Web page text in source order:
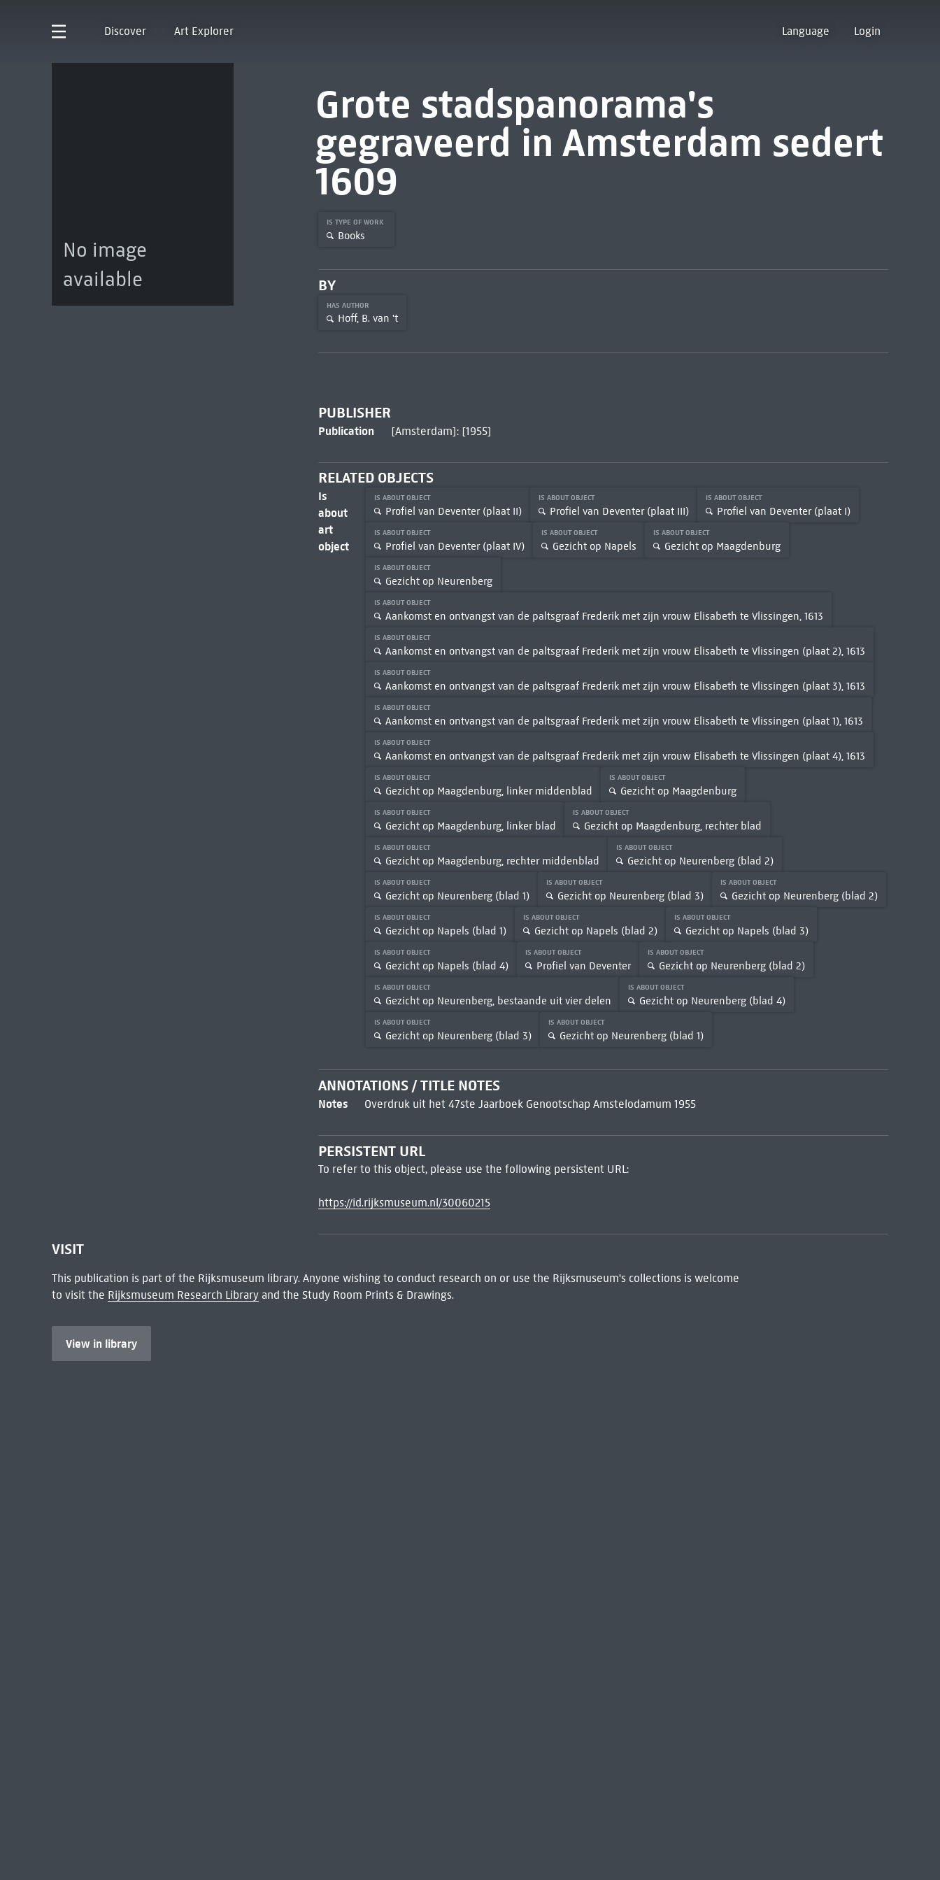
Discover Art Explorer Language Login
No image
available
Grote stadspanorama's
gegraveerd in Amsterdam sedert
1609
IS TYPE OF WORK
Books
BY
HAS AUTHOR
Hoff, B. van 't
PUBLISHER
Publication [Amsterdam]: [1955]
RELATED OBJECTS
Is
about
art
object
IS ABOUT OBJECT
Profiel van Deventer (plaat II)
IS ABOUT OBJECT
Profiel van Deventer (plaat III)
IS ABOUT OBJECT
Profiel van Deventer (plaat I)
IS ABOUT OBJECT
Profiel van Deventer (plaat IV)
IS ABOUT OBJECT
Gezicht op Napels
IS ABOUT OBJECT
Gezicht op Maagdenburg
IS ABOUT OBJECT
Gezicht op Neurenberg
IS ABOUT OBJECT
Aankomst en ontvangst van de paltsgraaf Frederik met zijn vrouw Elisabeth te Vlissingen, 1613
IS ABOUT OBJECT
Aankomst en ontvangst van de paltsgraaf Frederik met zijn vrouw Elisabeth te Vlissingen (plaat 2), 1613
IS ABOUT OBJECT
Aankomst en ontvangst van de paltsgraaf Frederik met zijn vrouw Elisabeth te Vlissingen (plaat 3), 1613
IS ABOUT OBJECT
Aankomst en ontvangst van de paltsgraaf Frederik met zijn vrouw Elisabeth te Vlissingen (plaat 1), 1613
IS ABOUT OBJECT
Aankomst en ontvangst van de paltsgraaf Frederik met zijn vrouw Elisabeth te Vlissingen (plaat 4), 1613
IS ABOUT OBJECT
Gezicht op Maagdenburg, linker middenblad
IS ABOUT OBJECT
Gezicht op Maagdenburg
IS ABOUT OBJECT
Gezicht op Maagdenburg, linker blad
IS ABOUT OBJECT
Gezicht op Maagdenburg, rechter blad
IS ABOUT OBJECT
Gezicht op Maagdenburg, rechter middenblad
IS ABOUT OBJECT
Gezicht op Neurenberg (blad 2)
IS ABOUT OBJECT
Gezicht op Neurenberg (blad 1)
IS ABOUT OBJECT
Gezicht op Neurenberg (blad 3)
IS ABOUT OBJECT
Gezicht op Neurenberg (blad 2)
IS ABOUT OBJECT
Gezicht op Napels (blad 1)
IS ABOUT OBJECT
Gezicht op Napels (blad 2)
IS ABOUT OBJECT
Gezicht op Napels (blad 3)
IS ABOUT OBJECT
Gezicht op Napels (blad 4)
IS ABOUT OBJECT
Profiel van Deventer
IS ABOUT OBJECT
Gezicht op Neurenberg (blad 2)
IS ABOUT OBJECT
Gezicht op Neurenberg, bestaande uit vier delen
IS ABOUT OBJECT
Gezicht op Neurenberg (blad 4)
IS ABOUT OBJECT
Gezicht op Neurenberg (blad 3)
IS ABOUT OBJECT
Gezicht op Neurenberg (blad 1)
ANNOTATIONS / TITLE NOTES
Notes Overdruk uit het 47ste Jaarboek Genootschap Amstelodamum 1955
PERSISTENT URL
To refer to this object, please use the following persistent URL:
https://id.rijksmuseum.nl/30060215
VISIT
This publication is part of the Rijksmuseum library. Anyone wishing to conduct research on or use the Rijksmuseum's collections is welcome
to visit the Rijksmuseum Research Libraryand the Study Room Prints & Drawings.
View in library